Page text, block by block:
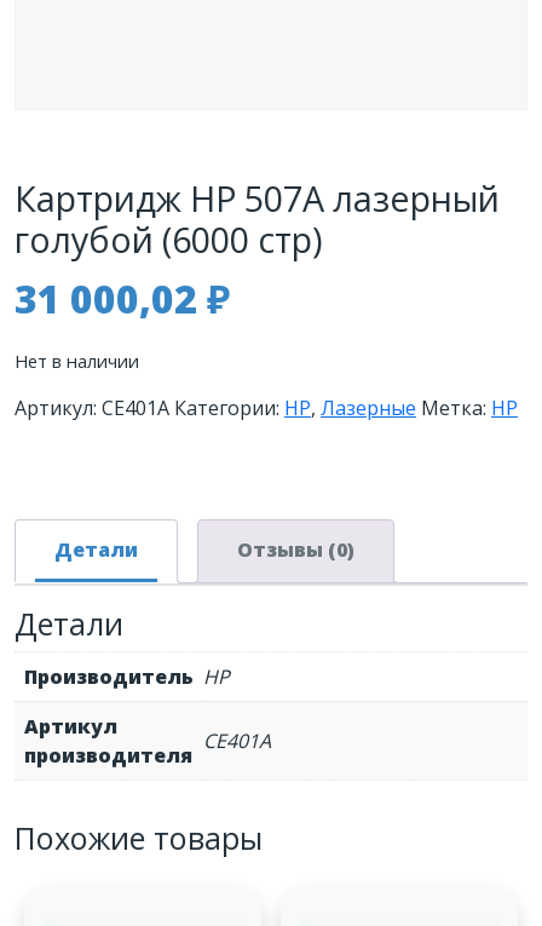
Картридж HP 507A лазерный
голубой (6000 стр)
31 000,02 ₽
Нет в наличии
Артикул: CE401A Категории: HP, Лазерные Метка: HP
Детали Отзывы (0)
Детали
Производитель HP
Артикул
производителя
CE401A
Похожие товары